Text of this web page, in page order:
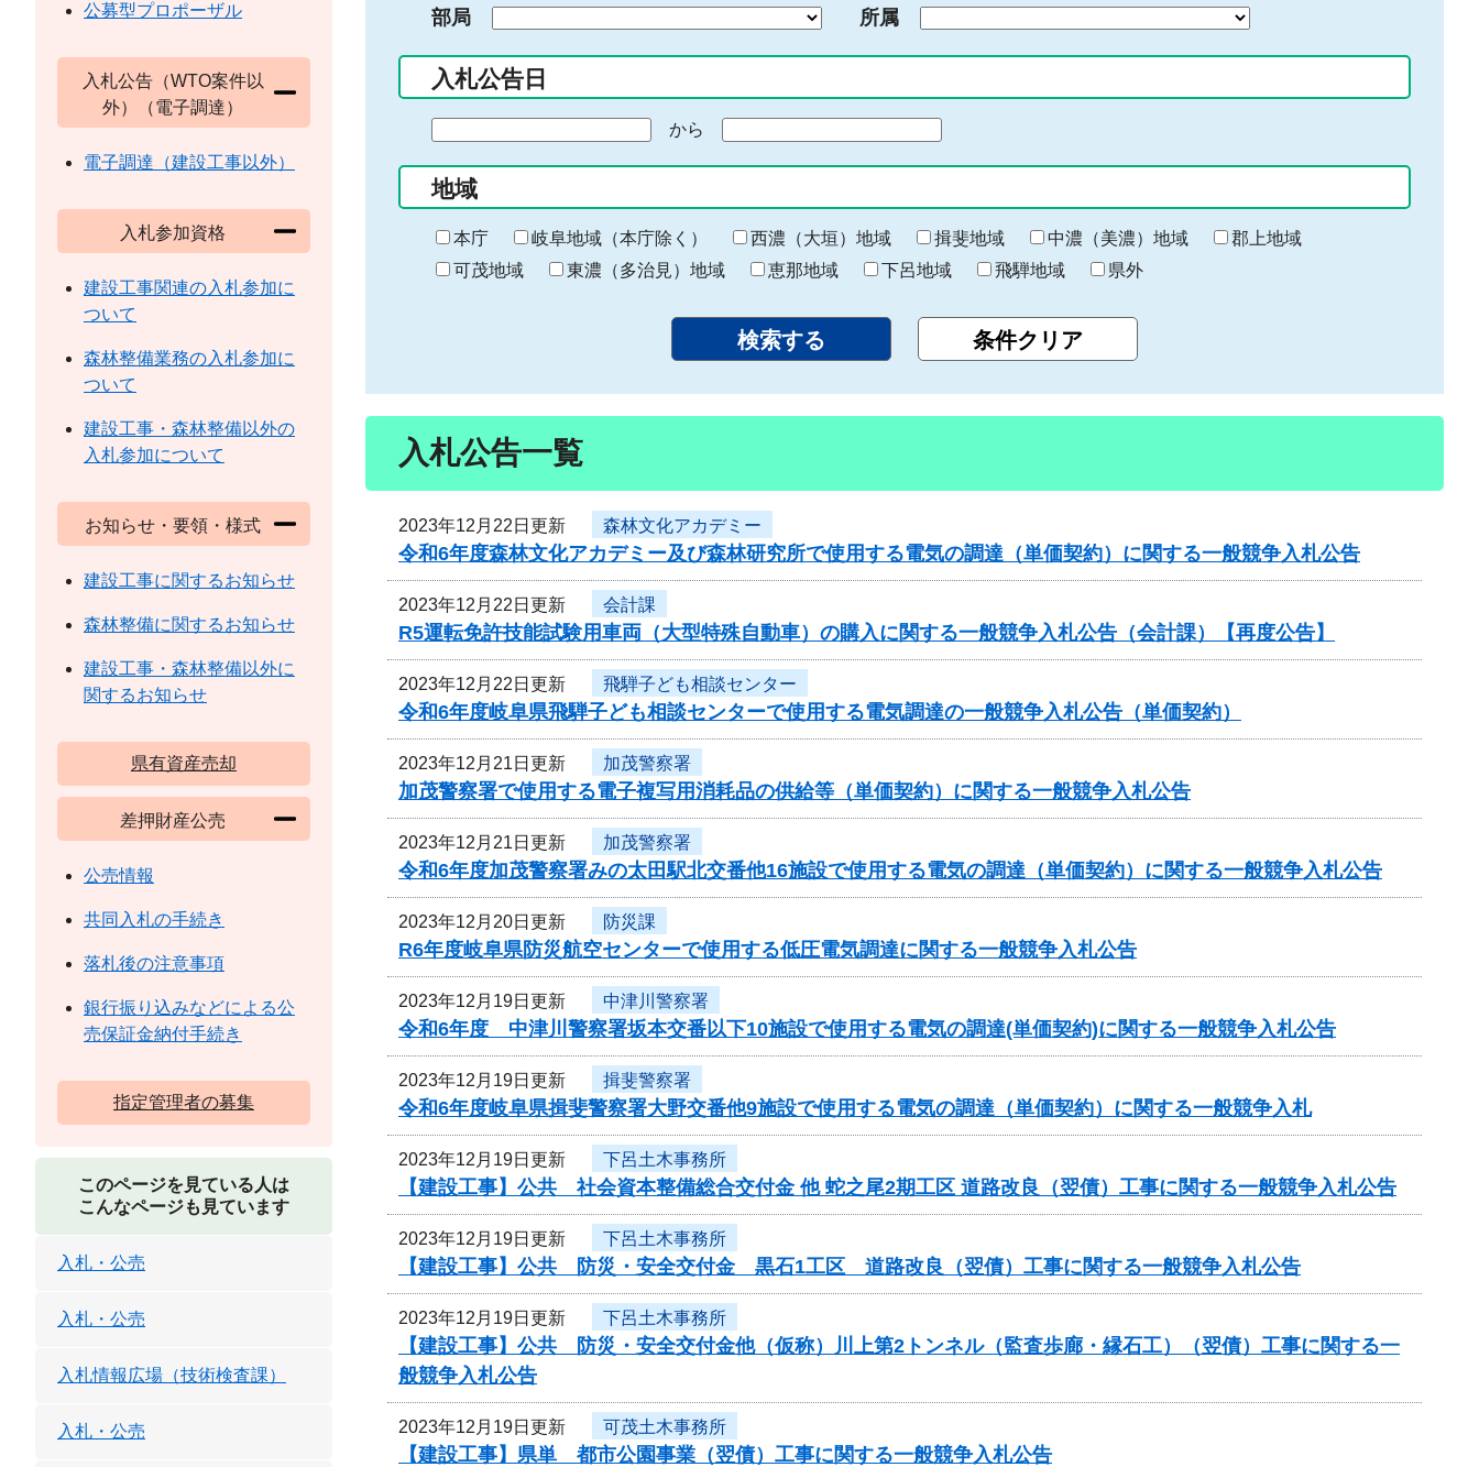
入
力
部局 所属
入札公告日
の
始
ま
り
から
終
わ
り
地域
本庁 岐阜地域（本庁除く） 西濃（大垣）地域 揖斐地域 中濃（美濃）地域
郡上地域
可茂地域
東濃（多治見）地域 恵那地域 下呂地域 飛騨地域 県外
入札公告一覧
2023年12月22日更新 森林文化アカデミー
令和6年度森林文化アカデミー及び森林研究所で使用する電気の調達（単価契約）に関する一般競争入札公告
2023年12月22日更新 会計課
R5運転免許技能試験用車両（大型特殊自動車）の購入に関する一般競争入札公告（会計課）【再度公告】
2023年12月22日更新 飛騨子ども相談センター
令和6年度岐阜県飛騨子ども相談センターで使用する電気調達の一般競争入札公告（単価契約）
2023年12月21日更新 加茂警察署
加茂警察署で使用する電子複写用消耗品の供給等（単価契約）に関する一般競争入札公告
2023年12月21日更新 加茂警察署
令和6年度加茂警察署みの太田駅北交番他16施設で使用する電気の調達（単価契約）に関する一般競争入札公告
2023年12月20日更新 防災課
R6年度岐阜県防災航空センターで使用する低圧電気調達に関する一般競争入札公告
2023年12月19日更新 中津川警察署
令和6年度 中津川警察署坂本交番以下10施設で使用する電気の調達(単価契約)に関する一般競争入札公告
2023年12月19日更新 揖斐警察署
令和6年度岐阜県揖斐警察署大野交番他9施設で使用する電気の調達（単価契約）に関する一般競争入札
2023年12月19日更新 下呂土木事務所
【建設工事】公共 社会資本整備総合交付金 他 蛇之尾2期工区 道路改良（翌債）工事に関する一般競争入札公告
2023年12月19日更新 下呂土木事務所
【建設工事】公共 防災・安全交付金 黒石1工区 道路改良（翌債）工事に関する一般競争入札公告
2023年12月19日更新 下呂土木事務所
【建設工事】公共 防災・安全交付金他（仮称）川上第2トンネル（監査歩廊・縁石工）（翌債）工事に関する一
般競争入札公告
2023年12月19日更新 可茂土木事務所
【建設工事】県単 都市公園事業（翌債）工事に関する一般競争入札公告
公募型プロポーザル
入札公告（WTO案件以
外）（電子調達）
電子調達（建設工事以外）
入札参加資格
建設工事関連の入札参加に
ついて
森林整備業務の入札参加に
ついて
建設工事・森林整備以外の
入札参加について
お知らせ・要領・様式
建設工事に関するお知らせ
森林整備に関するお知らせ
建設工事・森林整備以外に
関するお知らせ
県有資産売却
差押財産公売
公売情報
共同入札の手続き
落札後の注意事項
銀行振り込みなどによる公
売保証金納付手続き
指定管理者の募集
このページを見ている人は
こんなページも見ています
入札・公売
入札・公売
入札情報広場（技術検査課）
入札・公売